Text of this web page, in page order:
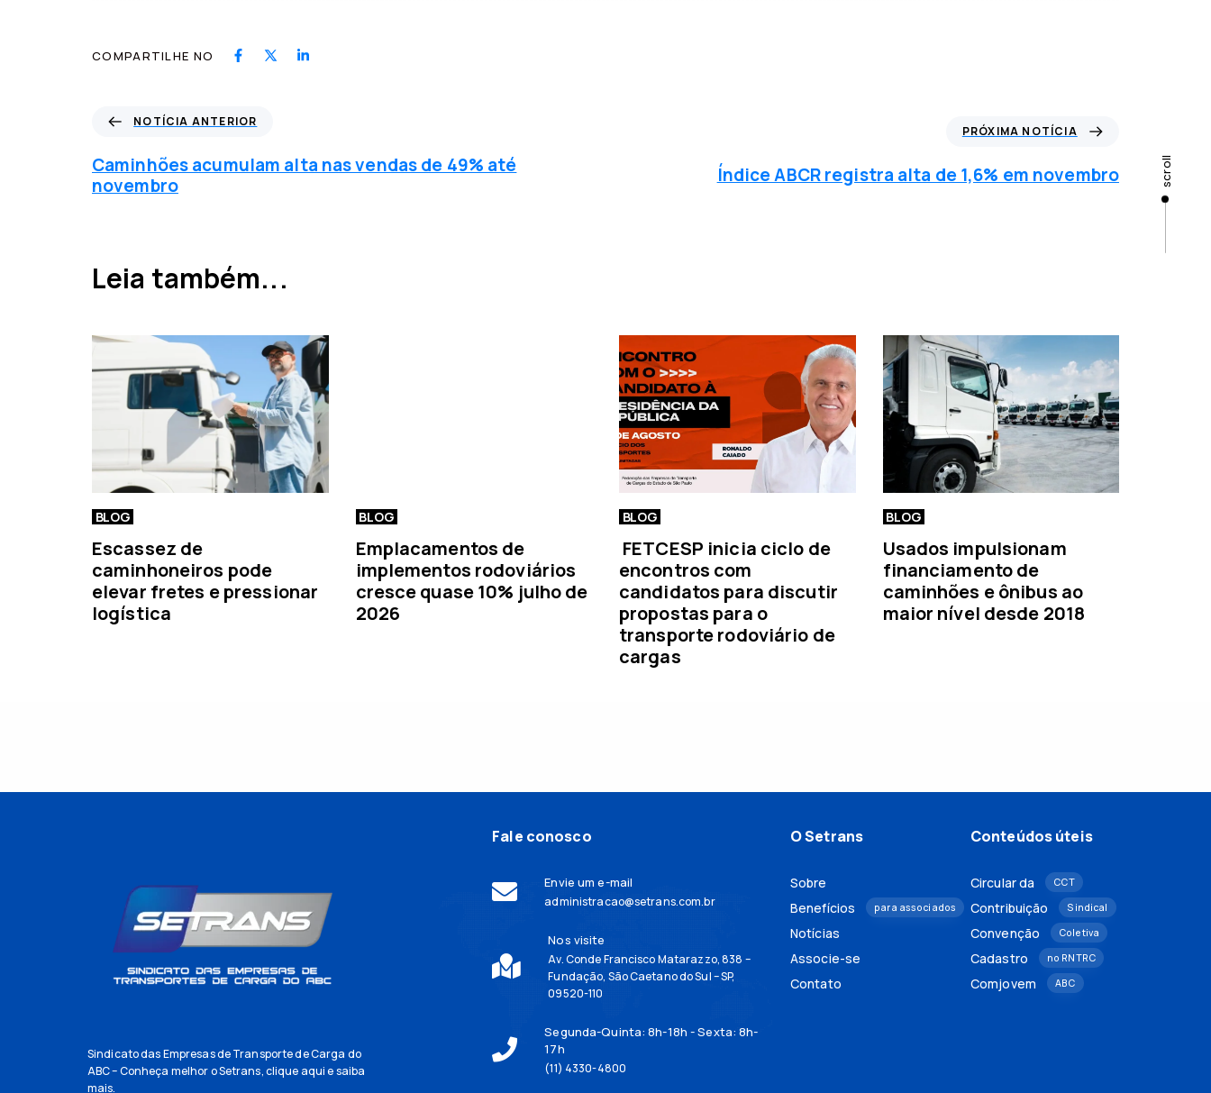
scroll
COMPARTILHE NO
t
í
c
n
r
i
NOTÍCIA ANTERIOR
Caminhões acumulam alta nas vendas de 49% até
novembro
ó
x
í
i
a
PRÓXIMA NOTÍCIA
Índice ABCR registra alta de 1,6% em novembro
Leia também...
BLOG
Escassez de
caminhoneiros pode
elevar fretes e pressionar
logística
BLOG
Emplacamentos de
implementos rodoviários
cresce quase 10% julho de
2026
BLOG
FETCESP inicia ciclo de
encontros com
candidatos para discutir
propostas para o
transporte rodoviário de
cargas
BLOG
Usados impulsionam
financiamento de
caminhões e ônibus ao
maior nível desde 2018
Sindicato das Empresas de Transporte de Carga do
ABC – Conheça melhor o Setrans,clique aquie saiba
mais.
Fale conosco
Envie um e-mail
administracao@setrans.com.br
Nos visite
Av. Conde Francisco Matarazzo, 838 –
Fundação, São Caetano do Sul – SP,
09520-110
Segunda-Quinta: 8h-18h - Sexta: 8h-
17h
(11) 4330-4800
O Setrans
Sobre
Benefícios
para associados
Notícias
Associe-se
Contato
Conteúdos úteis
Circular da CCT
Contribuição Sindical
Convenção Coletiva
Cadastro no RNTRC
Comjovem ABC